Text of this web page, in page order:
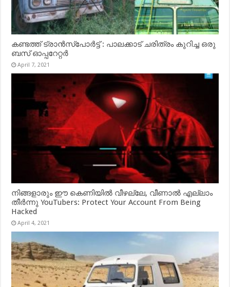
കണ്ടത്ത് ട്രാൻസ്‌പോർട്ട് : പാലക്കാട് ചരിത്രം കുറിച്ച ഒരു
ബസ് ഓപ്പറേറ്റർ
April 7, 2021
നിങ്ങളാരും ഈ കെണിയിൽ വീഴല്ലേ, വീണാൽ എല്ലാം
തീർന്നു YouTubers: Protect Your Account From Being
Hacked
April 4, 2021